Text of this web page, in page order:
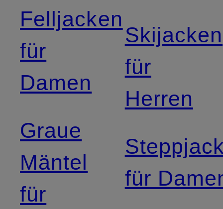
Felljacken
für
Damen
Graue
Mäntel
für
Skijacken
für
Herren
für